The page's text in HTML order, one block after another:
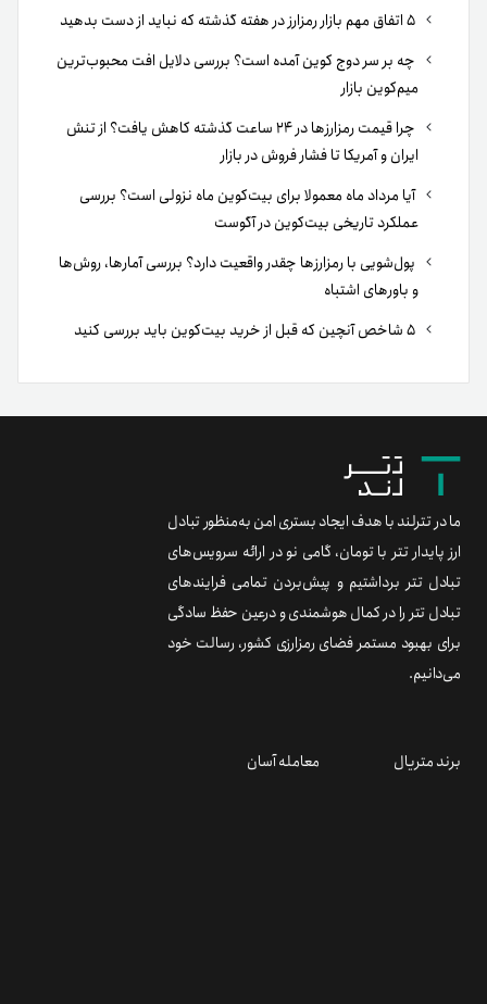
چه بر سر دوج کوین آمده است؟ بررسی دلایل افت محبوب‌ترین
میم‌کوین بازار
چرا قیمت رمزارزها در ۲۴ ساعت گذشته کاهش یافت؟ از تنش
ایران و آمریکا تا فشار فروش در بازار
آیا مرداد ماه معمولا برای بیت‌کوین ماه نزولی است؟ بررسی
عملکرد تاریخی بیت‌کوین در آگوست
پول‌شویی با رمزارزها چقدر واقعیت دارد؟ بررسی آمارها، روش‌ها
و باورهای اشتباه
ما در تترلند با هدف ایجاد بستری امن به‌منظور تبادل
ارز پایدار تتر با تومان، گامی نو در ارائه سرویس‌های
تبادل تتر برداشتیم و پیش‌بردن تمامی فرایندهای
تبادل تتر را در کمال هوشمندی و درعین حفظ سادگی
برای بهبود مستمر فضای رمزارزی کشور، رسالت خود
می‌دانیم.
برند متریال معامله آسان